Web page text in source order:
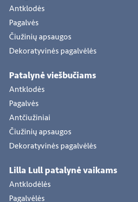
Antklodės
Pagalvės
Čiužinių apsaugos
Dekoratyvinės pagalvėlės
Patalynė viešbučiams
Antklodės
Pagalvės
Antčiužiniai
Čiužinių apsaugos
Dekoratyvinės pagalvėlės
Lilla Lull patalynė vaikams
Antklodėlės
Pagalvėlės